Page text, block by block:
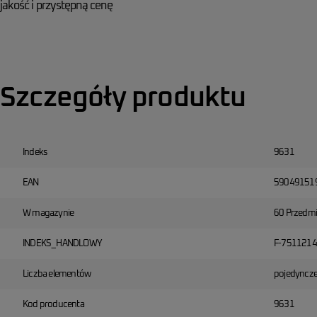
jakość i przystępną cenę
Szczegóły produktu
Indeks 9631
EAN
W magazynie 60
INDEKS_HANDLOWY F-7511214
Liczba elementów
Kod producenta 9631